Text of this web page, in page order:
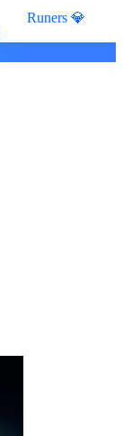
Runers 💎